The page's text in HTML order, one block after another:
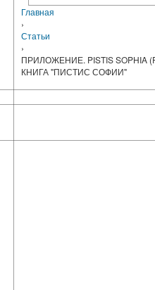
Главная
›
Статьи
›
ПРИЛОЖЕНИЕ. PISTIS SOPHIA
КНИГА "ПИСТИС СОФИИ"